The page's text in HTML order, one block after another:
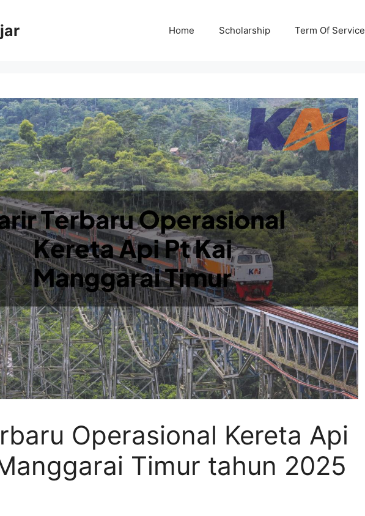
Home Scholarship Term Of Service
Operasional Kereta Api
Timur tahun 2025